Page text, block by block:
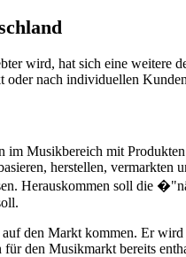
wird, hat sich eine
oder nach individuellen
Musikbereich mit
herstellen,
Herauskommen soll die
den Markt kommen. Er
den Musikmarkt bereits